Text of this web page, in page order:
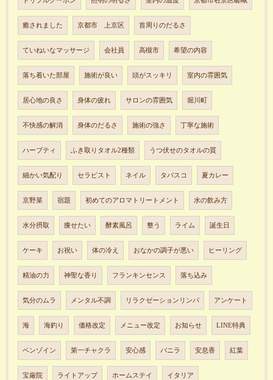
癒されました 京都市 上京区 首周りのだるさ
ていねいなマッサージ 会社員 高槻市 希望の内容
落ち着いた部屋 施術が良い 頭がスッキリ 室内の雰囲気
居心地の良さ 身体の疲れ サロンの雰囲気 堀川町
不快感の解消 身体のだるさ 施術の強さ 丁寧な施術
ハーブティ ふき取りタオル2種類 うつ伏せのタオルの質
細かい気配り セラピスト ネイル タバスコ 夏カレー
京野菜 宿題 初めてのアロマトリートメント 水の飲み方
水分摂取 痩せたい 酵素風呂 整う ライム 誕生日
ケーキ お祝い 体の冷え おなかの調子が悪い ヒーリング
精油の力 神聖な香り フランキンセンス 落ち込み
気分のムラ メンタル不調 リラクゼーションリンパ アンケート
海 海釣り 価格改定 メニュー改定 お知らせ LINE特典
ベンゾイン 第一チャクラ 安心感 バニラ 安息香 紅葉
宝厳院 ライトアップ ホームステイ イタリア